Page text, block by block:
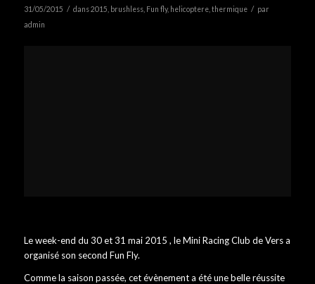
31/05/2015 / dans2015 brushless, Fun fly, helicoptere, thermique / par
admin
Le week-end du 30 et 31 mai 2015 , le Mini Racing Club de Vers a
organisé son second Fun Fly.
Comme la saison passée, cet évènement a été une belle réussite